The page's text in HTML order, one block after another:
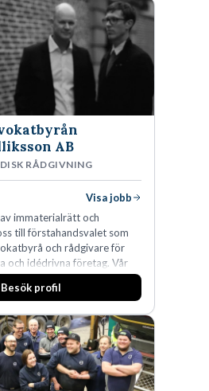
Oslo och Helsingfors kan vi
våra klienter en unik,
nordisk
i centrala Stockholm är
AB
RÅDGIVNING
Visa jobb
immaterialrätt och
till förstahandsvalet som
och rådgivare för
och idédrivna företag. Vår
har gett oss en
position. Våra klienter väljer
kommersialisera
tillgångar.
Besök profil